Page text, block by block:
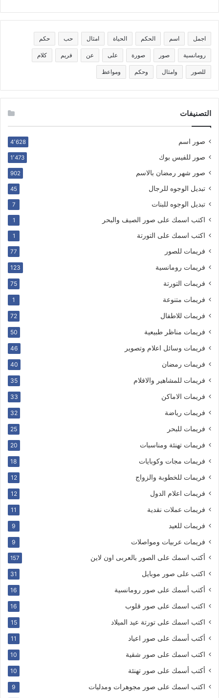
اجمل اسم الحكم الحياة امثال حب حكم
رومانسية صور صورة على عن فريم كلام
للصور وامثال وحكم ومواعظ
التصنيفات
صور اسم 4٬628
صور للفيس بوك 1٬473
صور شهر رمضان بالاسم 902
تبديل الوجوه للرجال 45
تبديل الوجوه للبنات 7
اكتب اسمك على صور الصيف والبحر 1
اكتب اسمك على التورتة 1
فريمات للصور 77
فريمات رومانسية 123
فريمات التورتة 75
فريمات متنوعة 1
فريمات للاطفال 72
فريمات مناظر طبيعية 50
فريمات وسائل اعلام وتصوير 46
فريمات رمضان 40
فريمات للمشاهير والافلام 35
فريمات الاماكن 33
فريمات رياضة 32
فريمات للبحر 25
فريمات تهنئة ومناسبات 20
فريمات مجات وكوبايات 18
فريمات للخطوبة والزواج 12
فريمات اعلام الدول 12
فريمات عملات نقدية 11
فريمات للعيد 9
فريمات عربيات ومواصلات 9
أكتب اسمك على الصور بالعربى اون لاين 157
اكتب على صور موبايل 31
أكتب أسمك على صور رومانسية 16
اكتب اسمك على صور قلوب 16
اكتب اسمك على تورتة عيد الميلاد 15
أكتب أسمك على صور اعياد 11
اكتب اسمك على صور شقية 10
أكتب أسمك على صور تهنئة 10
اكتب اسمك على صور مجوهرات ومدليات 9